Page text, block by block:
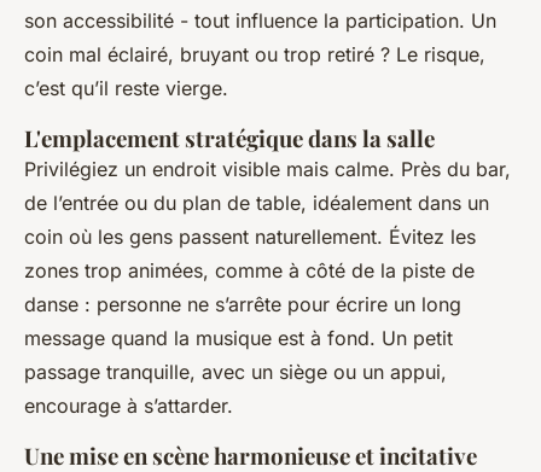
son accessibilité - tout influence la participation. Un
coin mal éclairé, bruyant ou trop retiré ? Le risque,
c’est qu’il reste vierge.
L'emplacement stratégique dans la salle
Privilégiez un endroit visible mais calme. Près du bar,
de l’entrée ou du plan de table, idéalement dans un
coin où les gens passent naturellement. Évitez les
zones trop animées, comme à côté de la piste de
danse : personne ne s’arrête pour écrire un long
message quand la musique est à fond. Un petit
passage tranquille, avec un siège ou un appui,
encourage à s’attarder.
Une mise en scène harmonieuse et incitative